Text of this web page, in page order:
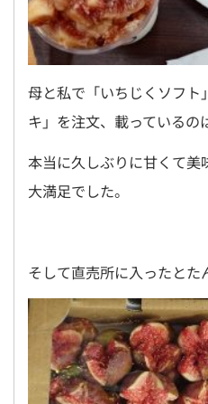
母と私で「いちじくソフ
キ」を注文、載っているの
本当に久しぶりに甘くて
大満足でした。
そして直売所に入ったとた